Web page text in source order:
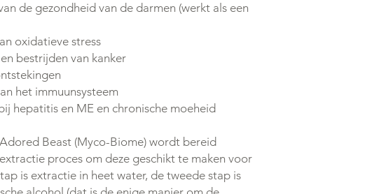
de gezondheid van de darmen (werkt als een
oxidatieve stress
bestrijden van kanker
het immuunsysteem
hepatitis en ME en chronische moeheid
Beast (Myco-Biome) wordt bereid
proces om deze geschikt te maken voor
is extractie in heet water, de tweede stap is